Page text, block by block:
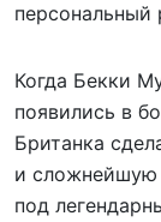
персональный
Когда Бекки
появились в
Британка
и сложнейшую
под